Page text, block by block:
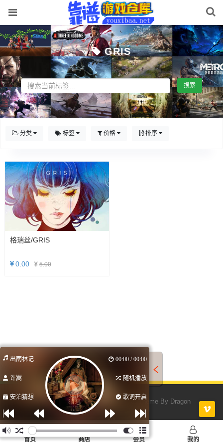
GRIS
搜索
分类 标签 价格 排序
格瑞丝/GRIS
0.00 5.00
© 2026 游戏仓库 All Rights Reserved. Theme By Dragon
RSS
首页 商店 会员 我的
出雨林记 00:00 / 00:00
许嵩 随机播放
安泊猜想 歌词开启